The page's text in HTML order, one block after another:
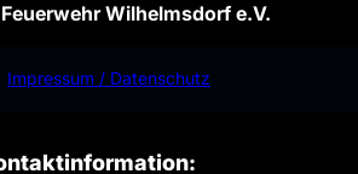
Wilhelmsdorf e.V.
Impressum / Datenschutz